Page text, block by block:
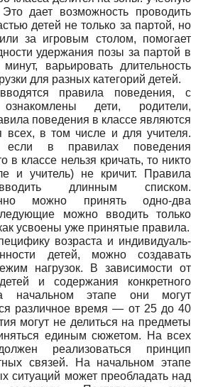
дает возможность проводить
детей не только за партой, но
за игровым столом, помогает
удержа­ния позы за партой в
варьировать длительность
для разных категорий детей.
правила поведения, с
дети, родители,
по­ведения в классе являются
в том числе и для учителя.
если в правилах пове­дения
в классе нельзя кричать, то никто
и учитель) не кричит. Правила
длинным списком.
можно при­нять одно-два
можно вводить только
усвоены уже принятые правила.
возраста и индивидуаль­
детей, можно создавать
нагрузок. В зависимости от
и со­держания конкретного
начальном этапе они могут
различное время — от 25 до 40
могут не делиться на предметы
единым сюжетом. На всех
реализоваться принцип
связей. На начальном этапе
ситуаций может преобладать над